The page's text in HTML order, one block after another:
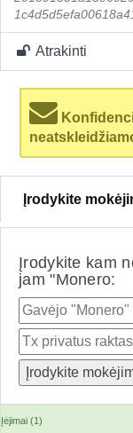
Atrakinti
Įrodykite
Įrodykite kam
jam "Monero:
Įėjimai (1)